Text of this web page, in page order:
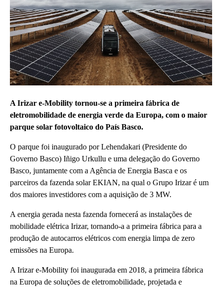
A Irizar e-Mobility tornou-se a primeira fábrica de
eletromobilidade de energia verde da Europa, com o maior
parque solar fotovoltaico do País Basco.
O parque foi inaugurado por Lehendakari (Presidente do
Governo Basco) Iñigo Urkullu e uma delegação do Governo
Basco, juntamente com a Agência de Energia Basca e os
parceiros da fazenda solar EKIAN, na qual o Grupo Irizar é um
dos maiores investidores com a aquisição de 3 MW.
A energia gerada nesta fazenda fornecerá as instalações de
mobilidade elétrica Irizar, tornando-a a primeira fábrica para a
produção de autocarros elétricos com energia limpa de zero
emissões na Europa.
A Irizar e-Mobility foi inaugurada em 2018, a primeira fábrica
na Europa de soluções de eletromobilidade, projetada e